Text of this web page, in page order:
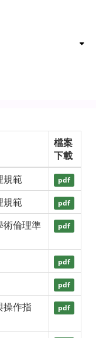
檔案
下載
規範 pdf
規範 pdf
術倫理準
pdf
pdf
pdf
操作指
pdf